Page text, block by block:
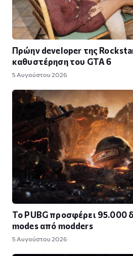
Πρώην developer της
καθυστέρηση του GTA 6
5 Αυγούστου 2026
Το PUBG προσφέρει 95.000
modes από modders
5 Αυγούστου 2026